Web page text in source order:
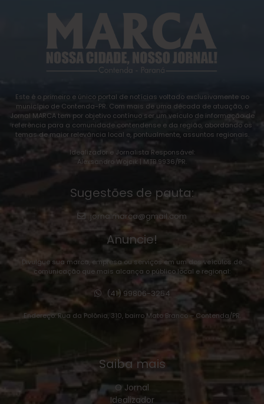
Este é o primeiro e único portal de notícias voltado exclusivamente ao
município de Contenda-PR. Com mais de uma década de atuação, o
Jornal MARCA tem por objetivo contínuo ser um veículo de informação de
referência para a comunidade contendense e da região, abordando os
temas de maior relevância local e, pontualmente, assuntos regionais.
Idealizador e Jornalista Responsável:
Alexsandro Wojcik | MTB 9936/PR.
Sugestões de pauta:
jornalmarca@gmail.com
Anuncie!
Divulgue sua marca, empresa ou serviços em um dos veículos de
comunicação que mais alcança o público local e regional:
(41) 99806-3254
Endereço: Rua da Polônia, 310, bairro Mato Branco – Contenda/PR.
Saiba mais
O Jornal
Idealizador